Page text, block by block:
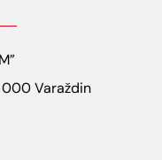
000 Varaždin